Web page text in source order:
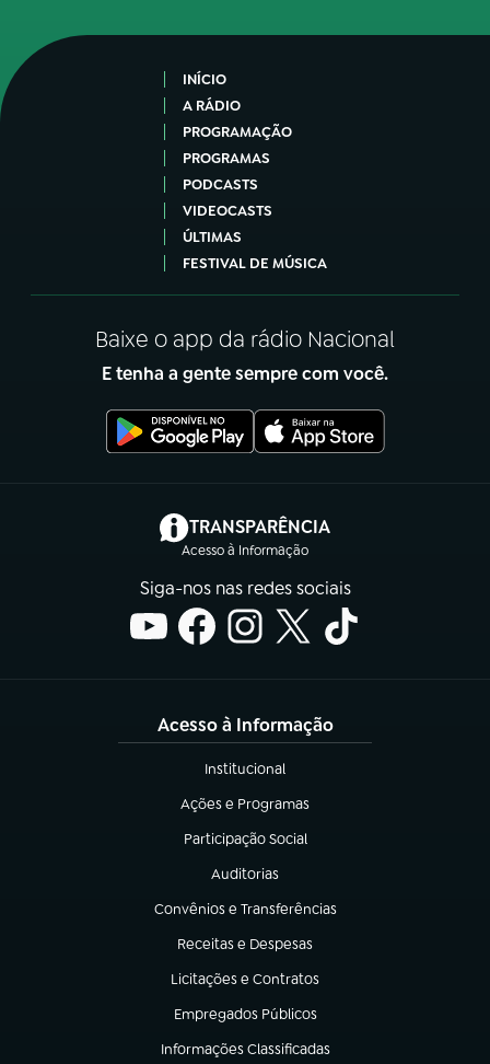
INÍCIO
A RÁDIO
PROGRAMAÇÃO
PROGRAMAS
PODCASTS
VIDEOCASTS
ÚLTIMAS
FESTIVAL DE MÚSICA
Baixe o app da rádio Nacional
E tenha a gente sempre com você.
TRANSPARÊNCIA
Acesso à Informação
(abre em nova aba)
Siga-nos nas redes sociais
Acesso à Informação
Institucional
(abre em nova aba)
Ações e Programas
(abre em nova aba)
Participação Social
(abre em nova aba)
Auditorias
(abre em nova aba)
Convênios e Transferências
(abre em nova aba)
Receitas e Despesas
(abre em nova aba)
Licitações e Contratos
(abre em nova aba)
Empregados Públicos
(abre em nova aba)
Informações Classificadas
(abre em nova aba)